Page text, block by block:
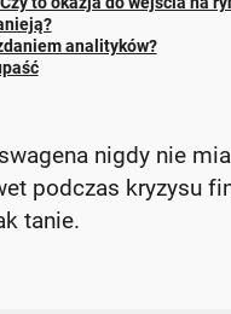
analityków?
nigdy nie
podczas kryzysu
tanie.